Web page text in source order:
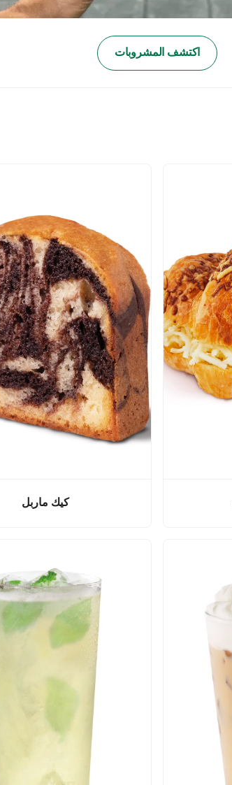
اكتشف المشروبات
كيك ماربل